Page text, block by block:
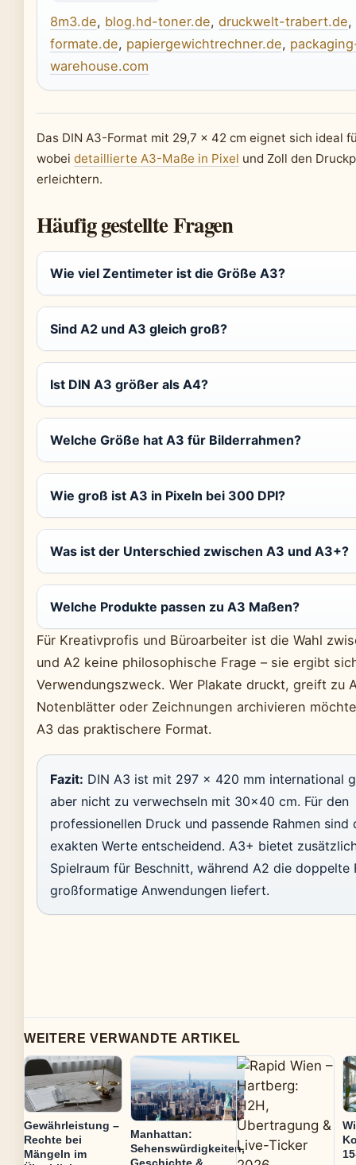
8m3.de, blog.hd-toner.de, druckwelt-trabert.de,
formate.de, papiergewichtrechner.de,
warehouse.com
Das DIN A3-Format mit 29,7 x 42 cm eignet sich ideal
wobei detaillierte A3-Maße in Pixel und Zoll den
erleichtern.
Häufig gestellte Fragen
Wie viel Zentimeter ist die Größe A3?
Sind A2 und A3 gleich groß?
Ist DIN A3 größer als A4?
Welche Größe hat A3 für Bilderrahmen?
Wie groß ist A3 in Pixeln bei 300 DPI?
Was ist der Unterschied zwischen A3 und A3+?
Welche Produkte passen zu A3 Maßen?
Für Kreativprofis und Büroarbeiter ist die Wahl
und A2 keine philosophische Frage – sie ergibt
Verwendungszweck. Wer Plakate druckt, greift zu
Notenblätter oder Zeichnungen archivieren
A3 das praktischere Format.
Fazit: DIN A3 ist mit 297 × 420 mm international
aber nicht zu verwechseln mit 30×40 cm. Für den
professionellen Druck und passende Rahmen sind
exakten Werte entscheidend. A3+ bietet
Spielraum für Beschnitt, während A2 die doppelte
großformatige Anwendungen liefert.
WEITERE VERWANDTE ARTIKEL
Gewährleistung –
Rechte bei
Mängeln im
Manhattan:
Sehenswürdigkeiten,